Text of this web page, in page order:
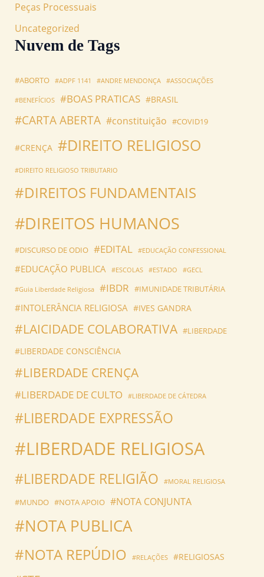
Peças Processuais
Uncategorized
Nuvem de Tags
#ABORTO #ADPF 1141 #ANDRE MENDONÇA #ASSOCIAÇÕES
#BENEFÍCIOS #BOAS PRATICAS #BRASIL
#CARTA ABERTA #constituição #COVID19
#CRENÇA #DIREITO RELIGIOSO
#DIREITO RELIGIOSO TRIBUTARIO
#DIREITOS FUNDAMENTAIS
#DIREITOS HUMANOS
#DISCURSO DE ODIO #EDITAL #EDUCAÇÃO CONFESSIONAL
#EDUCAÇÃO PUBLICA #ESCOLAS #ESTADO #GECL
#Guia Liberdade Religiosa #IBDR #IMUNIDADE TRIBUTÁRIA
#INTOLERÂNCIA RELIGIOSA #IVES GANDRA
#LAICIDADE COLABORATIVA #LIBERDADE
#LIBERDADE CONSCIÊNCIA
#LIBERDADE CRENÇA
#LIBERDADE DE CULTO #LIBERDADE DE CÁTEDRA
#LIBERDADE EXPRESSÃO
#LIBERDADE RELIGIOSA
#LIBERDADE RELIGIÃO #MORAL RELIGIOSA
#MUNDO #NOTA APOIO #NOTA CONJUNTA
#NOTA PUBLICA
#NOTA REPÚDIO #RELAÇÕES #RELIGIOSAS